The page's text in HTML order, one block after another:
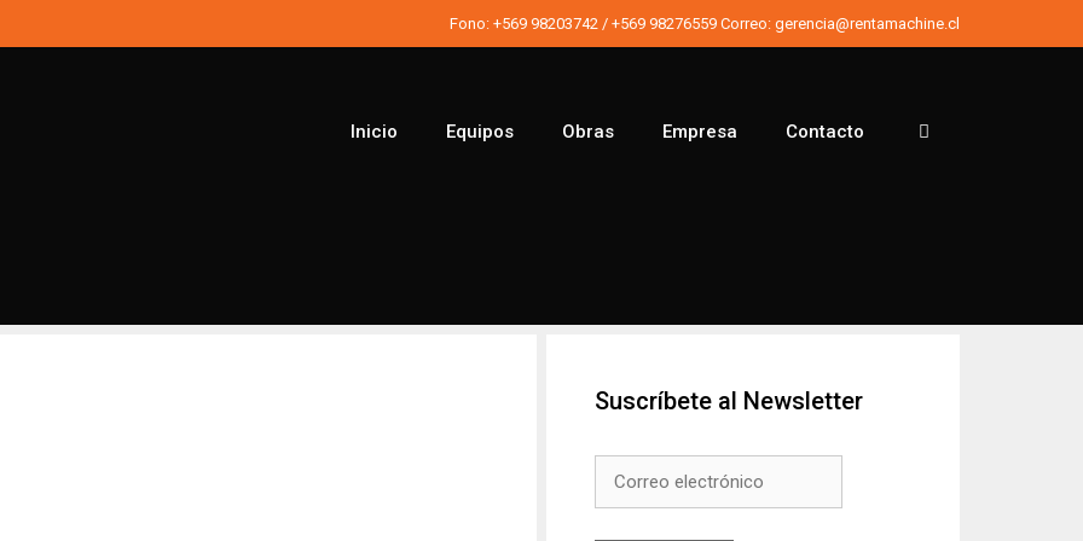
Fono: +569 98203742 / +569 98276559 Correo: gerencia@rentamachine.cl
Inicio Equipos Obras Empresa Contacto
Suscríbete al Newsletter